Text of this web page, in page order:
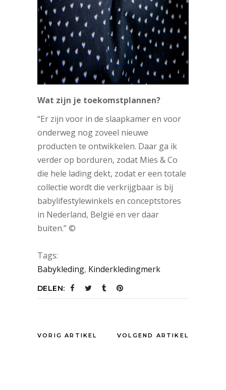
Wat zijn je toekomstplannen?
“Er zijn voor in de slaapkamer en voor
onderweg nog zoveel nieuwe
producten te ontwikkelen. Daar ga ik
verder op borduren, zodat Mies & Co
die hele lading dekt, zodat er een totale
collectie wordt die verkrijgbaar is bij
babylifestylewinkels en conceptstores
in Nederland, België en ver daar
buiten.” ©
Tags:
Babykleding, Kinderkledingmerk
DELEN:
VORIG ARTIKEL VOLGEND ARTIKEL